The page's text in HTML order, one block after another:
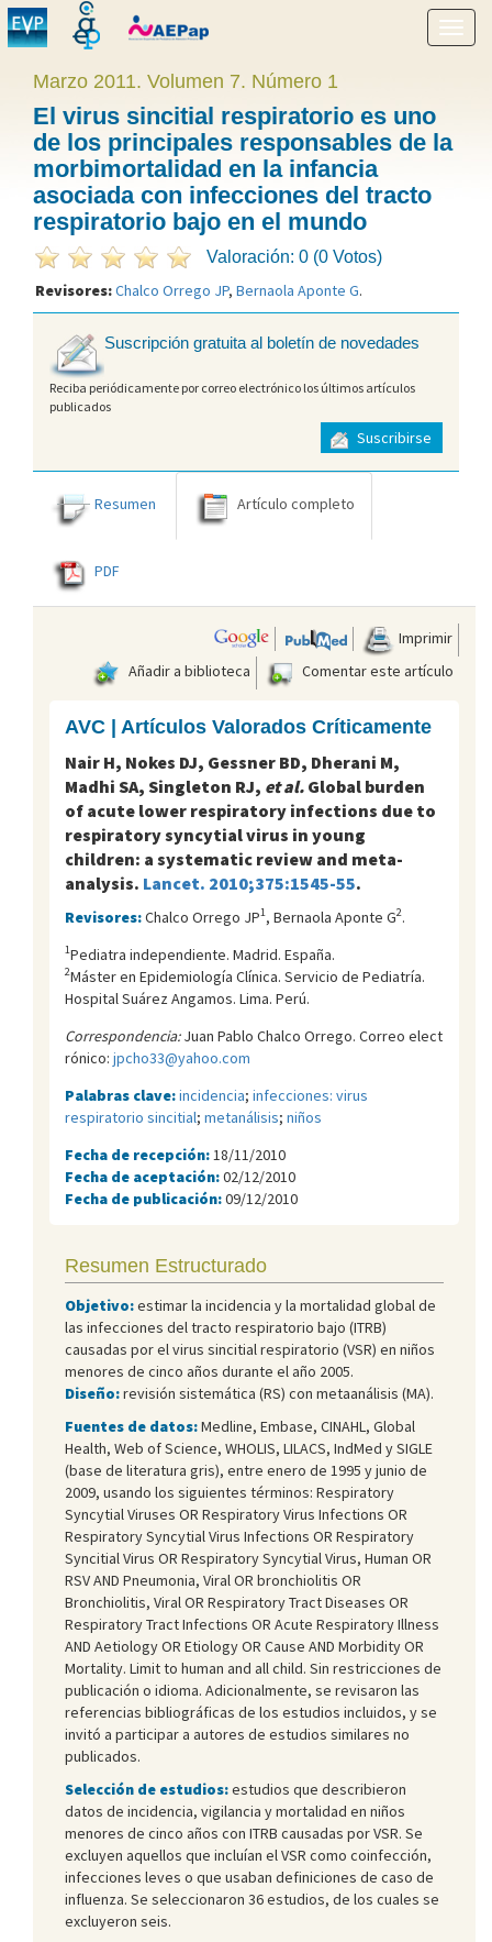
menú
Marzo 2011. Volumen 7. Número 1
El virus sincitial respiratorio es uno
de los principales responsables de la
morbimortalidad en la infancia
asociada con infecciones del tracto
respiratorio bajo en el mundo
Valoración: 0 (0 Votos)
Revisores:Chalco Orrego JP, Bernaola Aponte G.
Suscripción gratuita al boletín de novedades
Reciba periódicamente por correo electrónico los últimos artículos
publicados
Suscribirse
Resumen Artículo completo
PDF
Imprimir
Añadir a biblioteca
Comentar este artículo
AVC | Artículos Valorados Críticamente
Nair H, Nokes DJ, Gessner BD, Dherani M,
Madhi SA, Singleton RJ, et al. Global burden
of acute lower respiratory infections due to
respiratory syncytial virus in young
children: a systematic review and meta-
analysis. Lancet. 2010;375:1545-55.
Revisores:Chalco Orrego JP1, Bernaola Aponte G2.
1Pediatra independiente. Madrid. España.
2Máster en Epidemiología Clínica. Servicio de Pediatría.
Hospital Suárez Angamos. Lima. Perú.
Correspondencia:Juan Pablo Chalco Orrego. Correo elect
rónico: jpcho33@yahoo.com
Palabras clave:incidencia; infecciones: virus
respiratorio sincitial; metanálisis; niños
Fecha de recepción: 18/11/2010
Fecha de aceptación:02/12/2010
Fecha de publicación:09/12/2010
Resumen Estructurado
Objetivo:estimar la incidencia y la mortalidad global de
las infecciones del tracto respiratorio bajo (ITRB)
causadas por el virus sincitial respiratorio (VSR) en niños
menores de cinco años durante el año 2005.
Diseño:revisión sistemática (RS) con metaanálisis (MA).
Fuentes de datos:Medline, Embase, CINAHL, Global
Health, Web of Science, WHOLIS, LILACS, IndMed y SIGLE
(base de literatura gris), entre enero de 1995 y junio de
2009, usando los siguientes términos: Respiratory
Syncytial Viruses OR Respiratory Virus Infections OR
Respiratory Syncytial Virus Infections OR Respiratory
Syncitial Virus OR Respiratory Syncytial Virus, Human OR
RSV AND Pneumonia, Viral OR bronchiolitis OR
Bronchiolitis, Viral OR Respiratory Tract Diseases OR
Respiratory Tract Infections OR Acute Respiratory Illness
AND Aetiology OR Etiology OR Cause AND Morbidity OR
Mortality. Limit to human and all child. Sin restricciones de
publicación o idioma. Adicionalmente, se revisaron las
referencias bibliográficas de los estudios incluidos, y se
invitó a participar a autores de estudios similares no
publicados.
Selección de estudios:estudios que describieron
datos de incidencia, vigilancia y mortalidad en niños
menores de cinco años con ITRB causadas por VSR. Se
excluyen aquellos que incluían el VSR como coinfección,
infecciones leves o que usaban definiciones de caso de
influenza. Se seleccionaron 36 estudios, de los cuales se
excluyeron seis.